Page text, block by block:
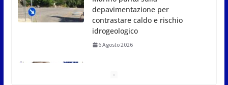
San Marino. USL: l’inferno di
Marcinelle diventi monito e
memoria collettiva
6 Agosto 2026